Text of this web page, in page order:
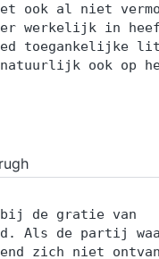
ook al niet
werkelijk in
toegankelijke
ook op
bij de gratie van
Als de partij
zich niet